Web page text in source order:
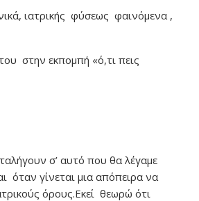
ιατρικής φύσεως φαινόμενα ,
στην εκπομπή «ό,τι πεις
σ’ αυτό που θα λέγαμε
όταν γίνεται μια απόπειρα να
όρους.Εκεί θεωρώ ότι